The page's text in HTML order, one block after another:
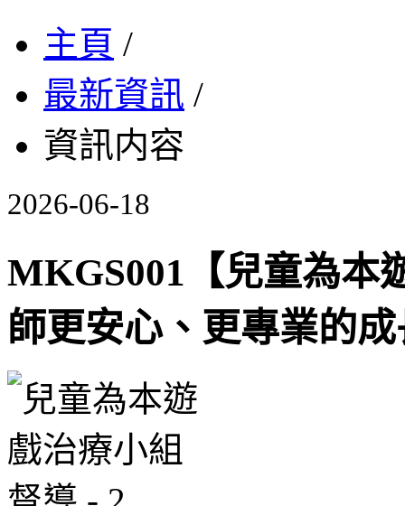
主頁 /
最新資訊 /
資訊内容
2026-06-18
MKGS001【兒童為本
師更安心、更專業的